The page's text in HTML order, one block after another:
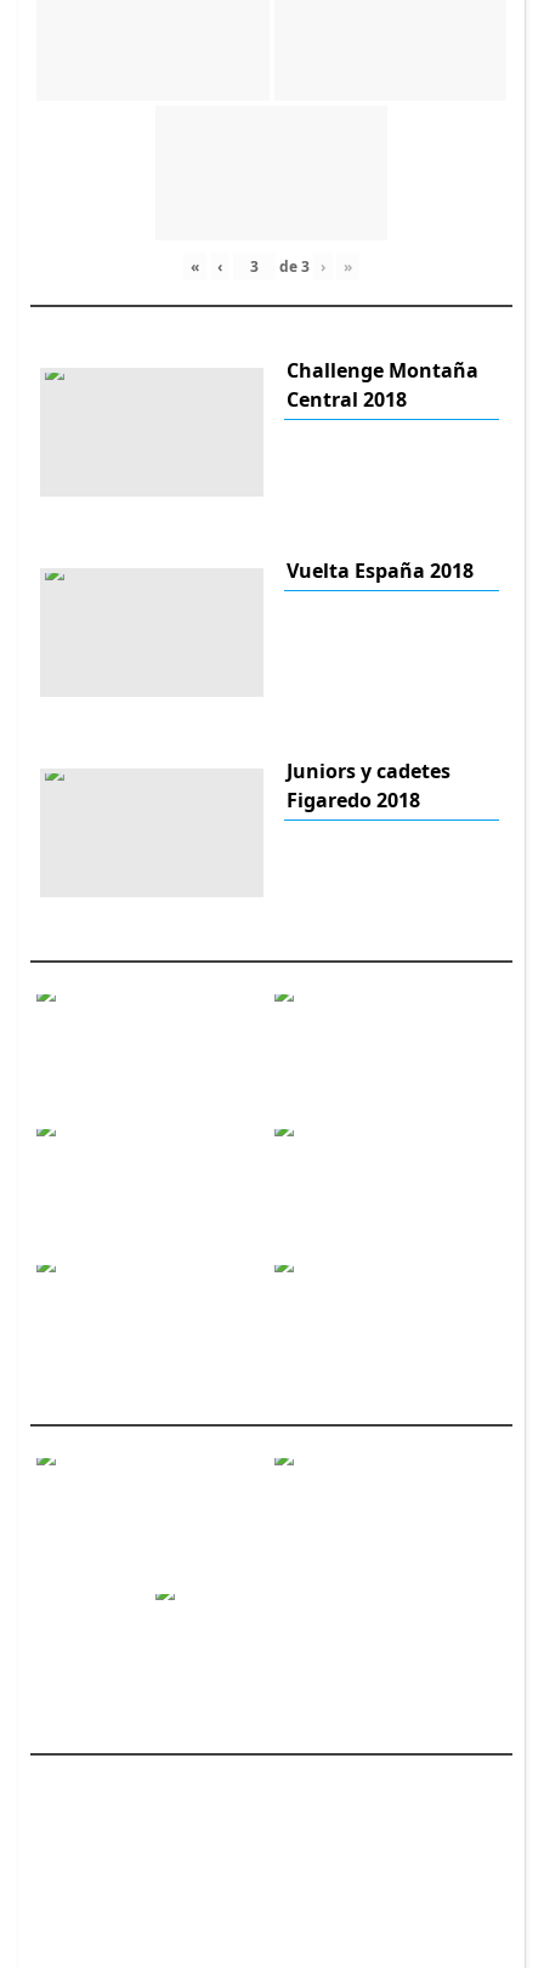
« ‹ de3 › »
Challenge Montaña
Central 2018
Vuelta España 2018
Juniors y cadetes
Figaredo 2018